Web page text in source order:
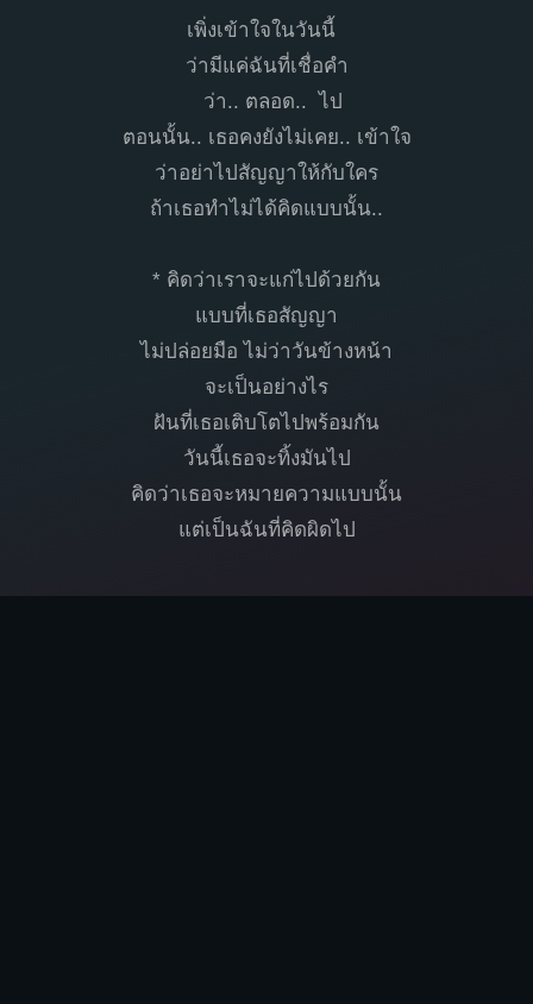
เพิ่งเข้าใจในวันนี้
ว่ามีแค่ฉันที่เชื่อคำ
ว่า.. ตลอด.. ไป
ตอนนั้น.. เธอคงยังไม่เคย.. เข้าใจ
ว่าอย่าไปสัญญาให้กับใคร
ถ้าเธอทำไม่ได้คิดแบบนั้น..
* คิดว่าเราจะแก่ไปด้วยกัน
แบบที่เธอสัญญา
ไม่ปล่อยมือ ไม่ว่าวันข้างหน้า
จะเป็นอย่างไร
ฝันที่เธอเติบโตไปพร้อมกัน
วันนี้เธอจะทิ้งมันไป
คิดว่าเธอจะหมายความแบบนั้น
แต่เป็นฉันที่คิดผิดไป